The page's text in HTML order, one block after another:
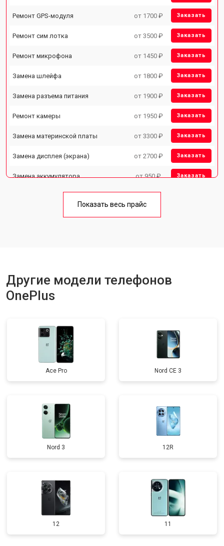
Ремонт GPS-модуля от 1700 ₽ Заказать
Ремонт сим лотка от 3500 ₽ Заказать
Ремонт микрофона от 1450 ₽ Заказать
Замена шлейфа от 1800 ₽ Заказать
Замена разъема питания от 1900 ₽ Заказать
Ремонт камеры от 1950 ₽ Заказать
Замена материнской платы от 3300 ₽ Заказать
Замена дисплея (экрана) от 2700 ₽ Заказать
Замена аккумулятора от 950 ₽ Заказать
Ремонт цепи питания от 3200 ₽
Показать весь прайс
Другие модели телефонов
OnePlus
Ace Pro Nord CE 3
Nord 3 12R
12 11